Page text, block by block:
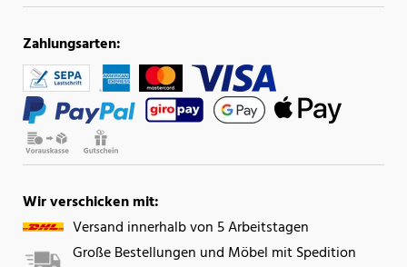
Zahlungsarten:
Wir verschicken mit:
Versand innerhalb von 5 Arbeitstagen
Große Bestellungen und Möbel mit Spedition